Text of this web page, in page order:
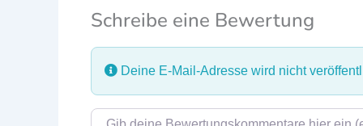
Schreibe eine Bewertung
Deine E-Mail-Adresse wird nicht
Rezensionstext